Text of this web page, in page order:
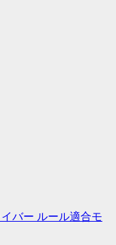
バー ルール適合モ